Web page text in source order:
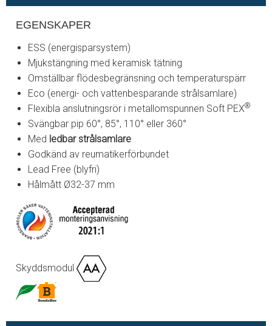
EGENSKAPER
ESS (energisparsystem)
Mjukstängning med keramisk tätning
Omställbar flödesbegränsning och temperaturspärr
Eco (energi- och vattenbesparande strålsamlare)
Flexibla anslutningsrör i metallomspunnen Soft PEX®
Svängbar pip 60°, 85°, 110° eller 360°
Med ledbar strålsamlare
Godkänd av reumatikerförbundet
Lead Free (blyfri)
Hålmått Ø32-37 mm
Skyddsmodul